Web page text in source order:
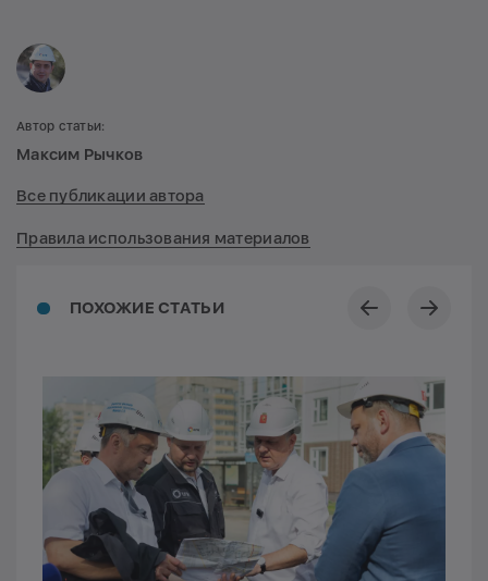
ПОХОЖИЕ СТАТЬИ
Автор статьи:
Максим Рычков
Все публикации автора
Правила использования материалов